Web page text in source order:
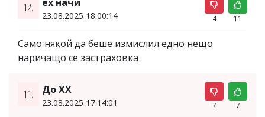
12.
23.08.2025 18:00:14 4 11
Само някой да беше измислил едно нещо
наричащо се застраховка
11. До ХХ
23.08.2025 17:14:01 7 7